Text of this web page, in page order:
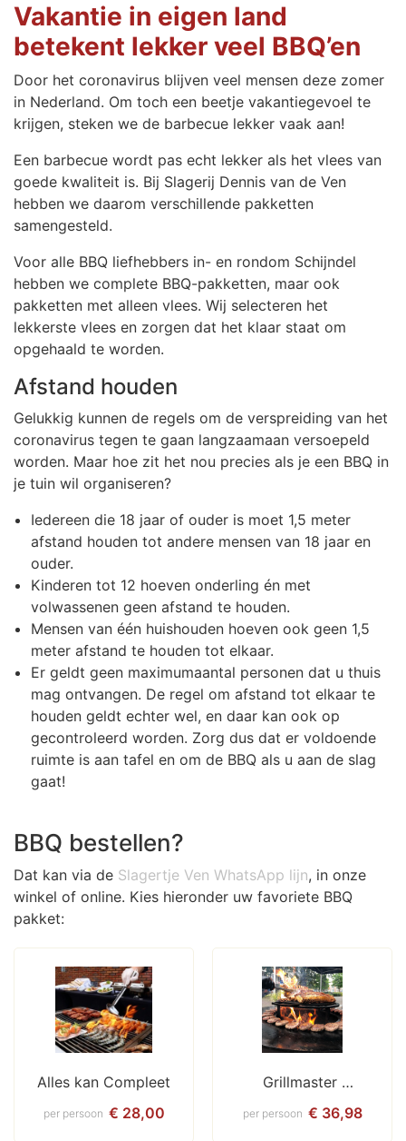
Vakantie in eigen land
betekent lekker veel BBQ’en
Door het coronavirus blijven veel mensen deze zomer
in Nederland. Om toch een beetje vakantiegevoel te
krijgen, steken we de barbecue lekker vaak aan!
Een barbecue wordt pas echt lekker als het vlees van
goede kwaliteit is. Bij Slagerij Dennis van de Ven
hebben we daarom verschillende pakketten
samengesteld.
Voor alle BBQ liefhebbers in- en rondom Schijndel
hebben we complete BBQ-pakketten, maar ook
pakketten met alleen vlees. Wij selecteren het
lekkerste vlees en zorgen dat het klaar staat om
opgehaald te worden.
Afstand houden
Gelukkig kunnen de regels om de verspreiding van het
coronavirus tegen te gaan langzaamaan versoepeld
worden. Maar hoe zit het nou precies als je een BBQ in
je tuin wil organiseren?
Iedereen die 18 jaar of ouder is moet 1,5 meter
afstand houden tot andere mensen van 18 jaar en
ouder.
Kinderen tot 12 hoeven onderling én met
volwassenen geen afstand te houden.
Mensen van één huishouden hoeven ook geen 1,5
meter afstand te houden tot elkaar.
Er geldt geen maximumaantal personen dat u thuis
mag ontvangen. De regel om afstand tot elkaar te
houden geldt echter wel, en daar kan ook op
gecontroleerd worden. Zorg dus dat er voldoende
ruimte is aan tafel en om de BBQ als u aan de slag
gaat!
BBQ bestellen?
Dat kan via de Slagertje Ven WhatsApp lijn, in onze
winkel of online. Kies hieronder uw favoriete BBQ
pakket:
Alles kan Compleet
€ 28,00
per persoon
Grillmaster
Barbecue€ 36,98
per persoon